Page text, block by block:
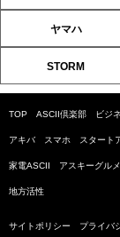
ヤマハ
STORM
TOP ASCII倶楽部 ビジ
アキバ スマホ スタート
家電ASCII アスキーグルメ
地方活性
サイトポリシー プライバ